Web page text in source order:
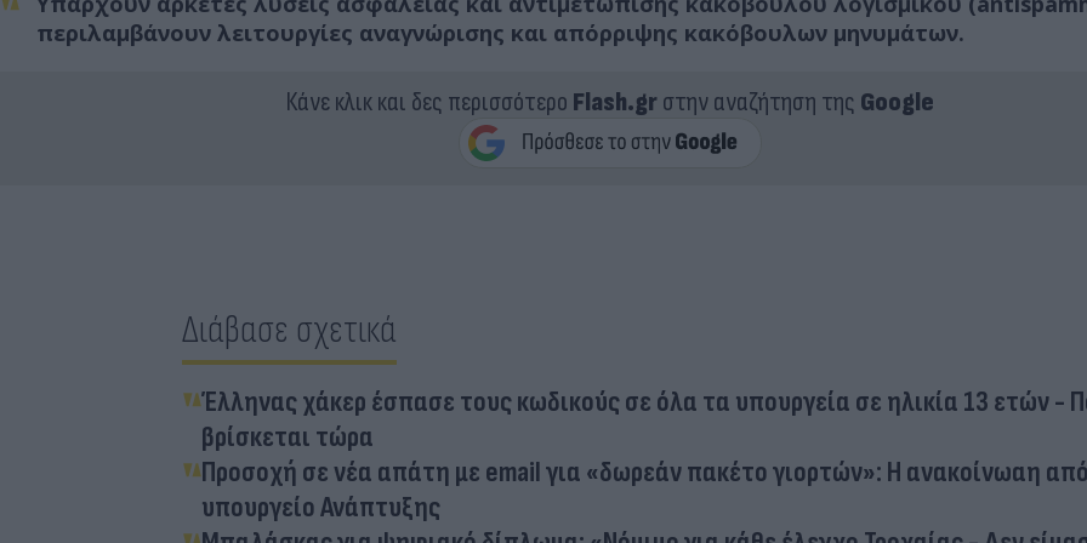
περιλαμβάνουν λειτουργίες αναγνώρισης και απόρριψης κακόβουλων μηνυμάτων.
Κάνε κλικ και δες περισσότερο Flash.grστην αναζήτηση της Google
Διάβασε σχετικά
Έλληνας χάκερ έσπασε τους κωδικούς σε όλα τα υπουργεία σε ηλικία 13 ετών -
βρίσκεται τώρα
Προσοχή σε νέα απάτη με email για «δωρεάν πακέτο γιορτών»: Η ανακοίνωαη
υπουργείο Ανάπτυξης